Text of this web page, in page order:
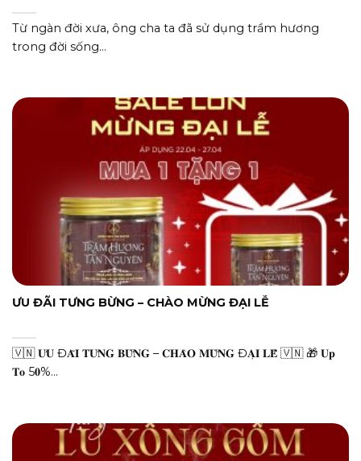
Từ ngàn đời xưa, ông cha ta đã sử dụng trầm hương
trong đời sống...
ƯU ĐÃI TƯNG BỪNG – CHÀO MỪNG ĐẠI LỄ
🇻🇳 𝐔̛𝐔 Đ𝐀̃𝐈 𝐓𝐔̛𝐍𝐆 𝐁𝐔̛̀𝐍𝐆 – 𝐂𝐇𝐀̀𝐎 𝐌𝐔̛̀𝐍𝐆 Đ𝐀̣𝐈 𝐋𝐄̂̃ 🇻🇳 🎁 𝐔𝐩
𝐓𝐨 5𝟎%...